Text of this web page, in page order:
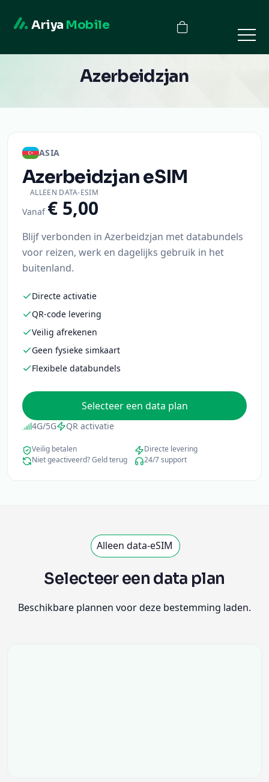
Ariya Mobile
Azerbeidzjan
ASIA
AzerbeidzjaneSIM
ALLEEN DATA-ESIM
Vanaf € 5,00
Blijf verbonden in Azerbeidzjan met databundels
voor reizen, werk en dagelijks gebruik in het
buitenland.
Directe activatie
QR-code levering
Veilig afrekenen
Geen fysieke simkaart
Flexibele databundels
Selecteer een data plan
4G/5G QR activatie
Veilig betalen
Directe levering
Niet geactiveerd? Geld terug
24/7 support
Alleen data-eSIM
Selecteer een data plan
Beschikbare plannen voor deze bestemming laden.